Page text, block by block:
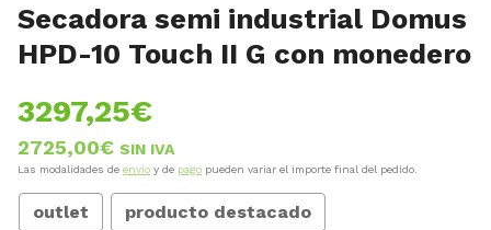
Secadora semi industrial Domus
HPD-10 Touch II G con monedero
3297,25€
2725,00€ SIN IVA
Las modalidades de envío y de pago pueden variar el importe final del pedido.
outlet producto destacado